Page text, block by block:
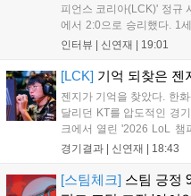
피언스 코리아(LCK)' 정규
에서 2:0으로 승리했다. 1
를 벌리며 25분 만에 승리
하며 POM에 선정됐...
인터뷰 | 신연재 19:01
[LCK] 기억 되찾은 젠
젠지가 기억을 찾았다. 한
달리던 KT를 압도적인 경
크에서 열린 '2026 LoL 챔
드 레전드 그룹, kt 롤스터
기억을 되찾기라도 한 듯
경기결과 | 신연재 18:43
[스팀체크] 스팀 긍정